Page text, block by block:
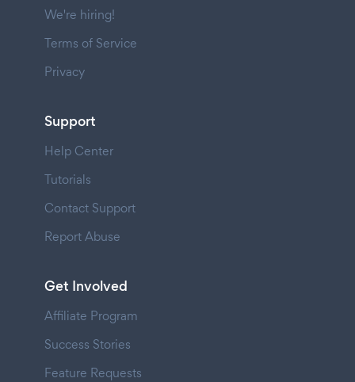
We're hiring!
Terms of Service
Privacy
Support
Help Center
Tutorials
Contact Support
Report Abuse
Get Involved
Affiliate Program
Success Stories
Feature Requests